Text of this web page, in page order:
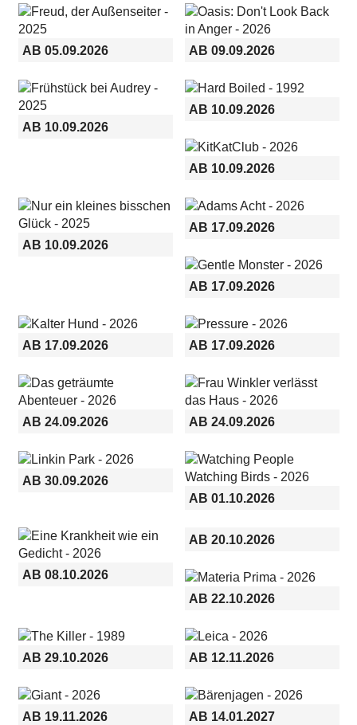
AB 05.09.2026 AB 09.09.2026
AB 10.09.2026
AB 10.09.2026
AB 10.09.2026
AB 10.09.2026
AB 17.09.2026
AB 17.09.2026
AB 17.09.2026 AB 17.09.2026
AB 24.09.2026 AB 24.09.2026
AB 30.09.2026
AB 01.10.2026
AB 08.10.2026
AB 20.10.2026
AB 22.10.2026
AB 29.10.2026 AB 12.11.2026
AB 19.11.2026 AB 14.01.2027